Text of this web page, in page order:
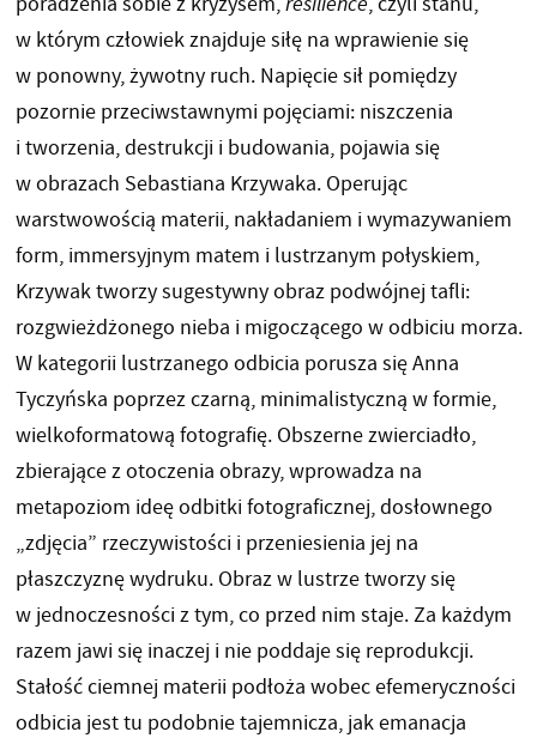
w którym człowiek znajduje siłę na wprawienie się
w ponowny, żywotny ruch. Napięcie sił pomiędzy
pozornie przeciwstawnymi pojęciami: niszczenia
i tworzenia, destrukcji i budowania, pojawia się
w obrazach Sebastiana Krzywaka. Operując
warstwowością materii, nakładaniem i wymazywaniem
form, immersyjnym matem i lustrzanym połyskiem,
Krzywak tworzy sugestywny obraz podwójnej tafli:
rozgwieżdżonego nieba i migoczącego w odbiciu morza.
W kategorii lustrzanego odbicia porusza się Anna
Tyczyńska poprzez czarną, minimalistyczną w formie,
wielkoformatową fotografię. Obszerne zwierciadło,
zbierające z otoczenia obrazy, wprowadza na
metapoziom ideę odbitki fotograficznej, dosłownego
„zdjęcia” rzeczywistości i przeniesienia jej na
płaszczyznę wydruku. Obraz w lustrze tworzy się
w jednoczesności z tym, co przed nim staje. Za każdym
razem jawi się inaczej i nie poddaje się reprodukcji.
Stałość ciemnej materii podłoża wobec efemeryczności
odbicia jest tu podobnie tajemnicza, jak emanacja